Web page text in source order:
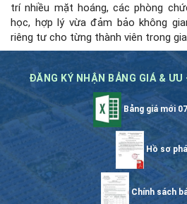
trí nhiều mặt hoáng, các phòng
học, hợp lý vừa đảm bảo không
riêng tư cho từng thành viên trong
ĐĂNG KÝ NHẬN BẢNG GIÁ &
Bảng giá mới
Hồ sơ
Chính sách